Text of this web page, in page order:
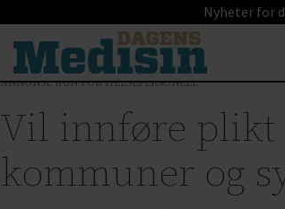
Nyheter for
ANNONSE KUN FOR HELSEPERSONELL
Vil innføre plikt
kommuner og